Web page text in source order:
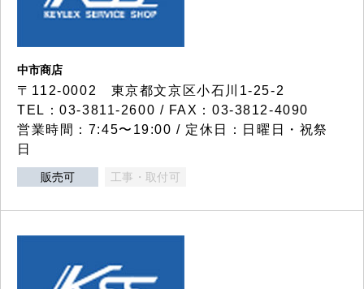
中市商店
〒112-0002 東京都文京区小石川1-25-2
TEL：03-3811-2600 / FAX：03-3812-4090
営業時間：7:45〜19:00 / 定休日：日曜日・祝祭
日
販売可 工事・取付可